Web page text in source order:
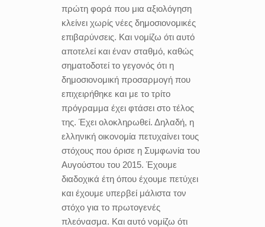
πρώτη φορά που μια αξιολόγηση
κλείνει χωρίς νέες δημοσιονομικές
επιβαρύνσεις. Και νομίζω ότι αυτό
αποτελεί και έναν σταθμό, καθώς
σηματοδοτεί το γεγονός ότι η
δημοσιονομική προσαρμογή που
επιχειρήθηκε και με το τρίτο
πρόγραμμα έχει φτάσει στο τέλος
της. Έχει ολοκληρωθεί. Δηλαδή, η
ελληνική οικονομία πετυχαίνει τους
στόχους που όρισε η Συμφωνία του
Αυγούστου του 2015. Έχουμε
διαδοχικά έτη όπου έχουμε πετύχει
και έχουμε υπερβεί μάλιστα τον
στόχο για το πρωτογενές
πλεόνασμα. Και αυτό νομίζω ότι